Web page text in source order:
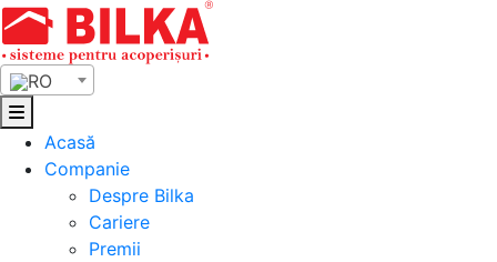
Skip
to
content
RO
Acasă
Companie
Despre Bilka
Cariere
Premii